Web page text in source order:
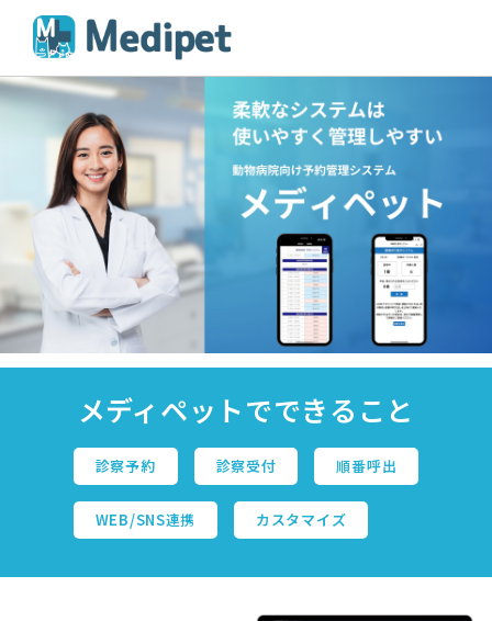
メディペットでできること
診察予約 診察受付 順番呼出
WEB/SNS連携 カスタマイズ